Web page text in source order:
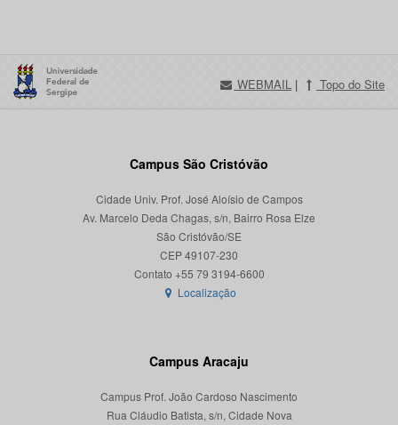
WEBMAIL | Topo do Site
Campus São Cristóvão
Cidade Univ. Prof. José Aloísio de Campos
Av. Marcelo Deda Chagas, s/n, Bairro Rosa Elze
São Cristóvão/SE
CEP 49107-230
Localização
Campus Aracaju
Campus Prof. João Cardoso Nascimento
Rua Cláudio Batista, s/n, Cidade Nova